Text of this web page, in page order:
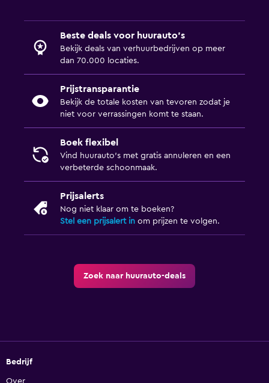
Beste deals voor huurauto's
Bekijk deals van verhuurbedrijven op meer
dan 70.000 locaties.
Prijstransparantie
Bekijk de totale kosten van tevoren zodat je
niet voor verrassingen komt te staan.
Boek flexibel
Vind huurauto's met gratis annuleren en een
verbeterde schoonmaak.
Prijsalerts
Nog niet klaar om te boeken?
Stel een prijsalert in om prijzen te volgen.
Zoek naar huurauto-deals
Bedrijf